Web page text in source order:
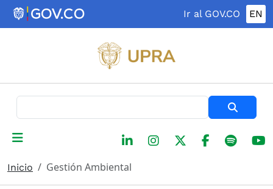
Pasar al contenido principal
Ir al GOV.CO EN
Inicio Gestión Am​​biental